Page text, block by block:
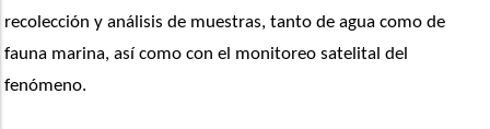
recolección y análisis de muestras, tanto de agua como de
fauna marina, así como con el monitoreo satelital del
fenómeno.